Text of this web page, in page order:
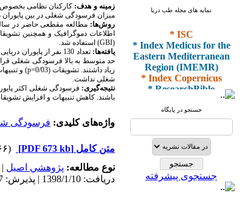
نمایه های مجله طب دریا
* ISC
* Index Medicus for the
Eastern Mediterranean
Region (IMEMR)
* Index Copernicus
* ResearchBible
* I2OR
* ROAD
* Scientific Indexing
Services
* SID
* Magiran
* Google Scholar
جستجو در پایگاه
جستجوی پیشرفته
زمینه و هدف: کارکنان نظامی بخصوص
میزان فرسودگی شغلی در بین پایوران
روش‌ها:
اطلاعات دموگرافیک و همچنین
(GBI) استفاده شد.
یافته‌ها:
شغلی نداشت.
نتیجه‌گیری: فرسودگی شغلی اکثر
باشند. کاهش تنبیهات و افزایش
واژه‌های کلیدی: فرسودگی
متن کامل [PDF 673 kb]
(۳۱۶۶ دریافت)
نوع مطالعه: پژوهشي اصیل |
دریافت: 1398/1/10 | پذیرش: 1398/3/17 | انتشار: 1398/3/22